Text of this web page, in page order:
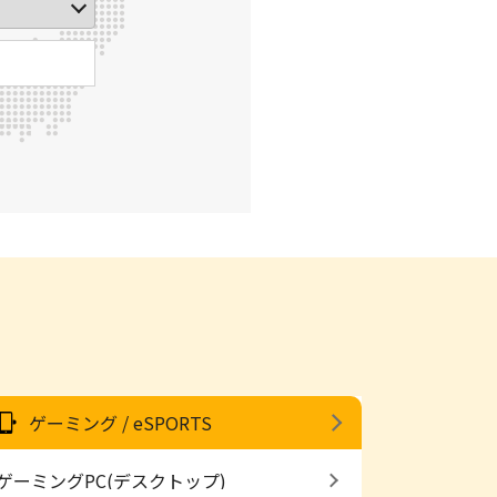
ゲーミング / eSPORTS
ーミングPC(デスクトップ)